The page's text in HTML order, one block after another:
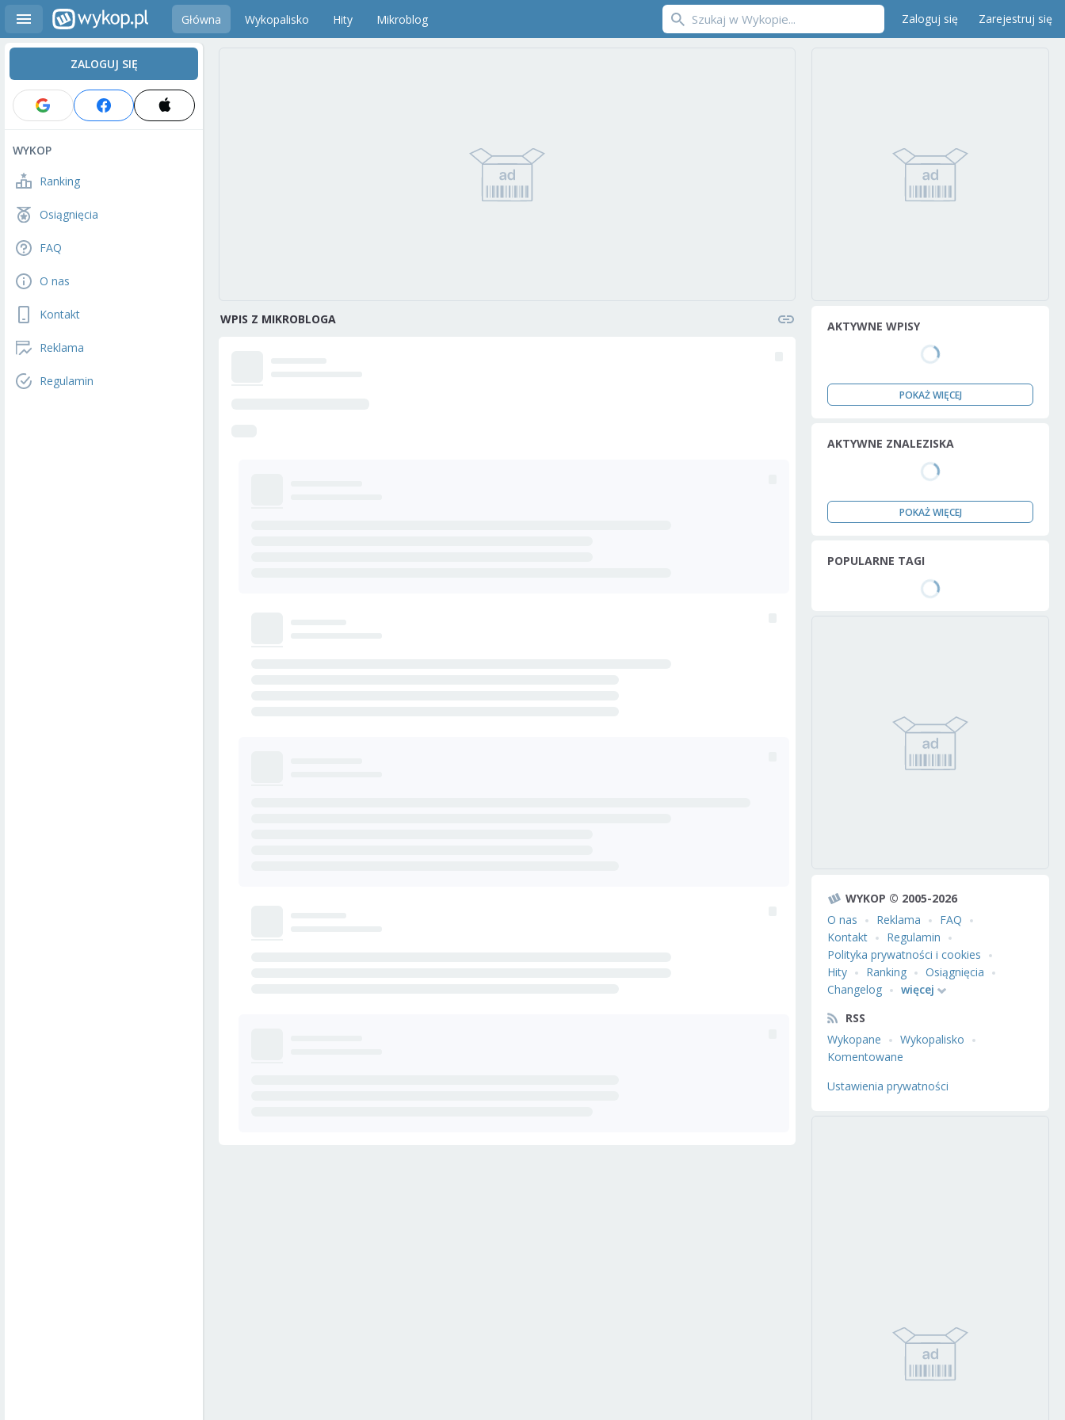
Główna Wykopalisko Hity Mikroblog Zaloguj się Zarejestruj się
ZALOGUJ SIĘ
WYKOP
Ranking
Osiągnięcia
FAQ
O nas
Kontakt
Reklama
Regulamin
WPIS Z MIKROBLOGA AKTYWNE WPISY
POKAŻ WIĘCEJ
AKTYWNE ZNALEZISKA
POKAŻ WIĘCEJ
POPULARNE TAGI
WYKOP © 2005-2026
O nas
Reklama
FAQ
Kontakt
Regulamin
Polityka prywatności i cookies
Hity
Ranking
Osiągnięcia
Changelog
więcej
RSS
Wykopane
Wykopalisko
Komentowane
Ustawienia prywatności